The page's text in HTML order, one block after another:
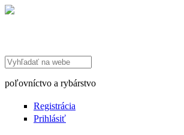
Search this site
poľovníctvo a rybárstvo
Registrácia
Prihlásiť